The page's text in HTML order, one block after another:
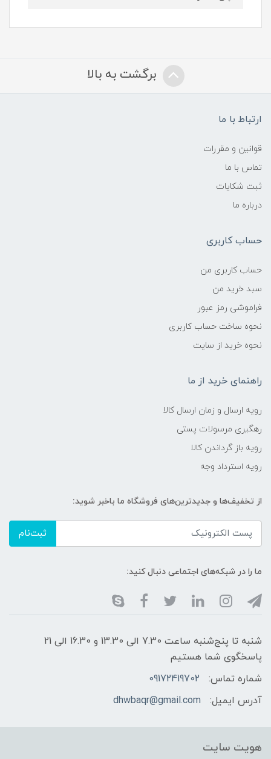
برگشت به بالا
ارتباط با ما
قوانین و مقررات
تماس با ما
ثبت شکایات
درباره ما
حساب کاربری
حساب کاربری من
سبد خرید من
فراموشی رمز عبور
نحوه ساخت حساب کاربری
نحوه خرید از سایت
راهنمای خرید از ما
رویه ارسال و زمان ارسال کالا
رهگیری مرسولات پستی
رویه باز گرداندن کالا
رویه استرداد وجه
از تخفیف‌ها و جدیدترین‌های فروشگاه ما باخبر شوید:
ثبت‌نام
ما را در شبکه‌های اجتماعی دنبال کنید:
شنبه تا پنج‌شنبه ساعت 7.30 الی 13.30 و 16.30 الی 21
پاسخگوی شما هستیم
شماره تماس:
09172419702
آدرس ایمیل:
dhwbaqr@gmail.com
هویت سایت